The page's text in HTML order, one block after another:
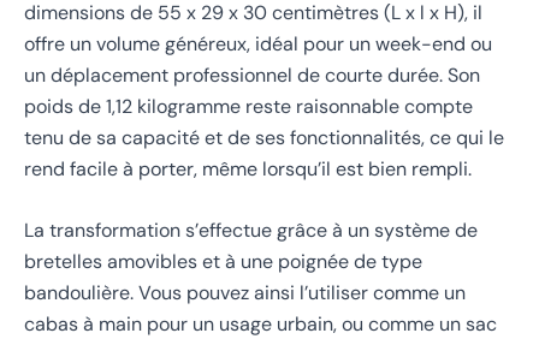
dimensions de 55 x 29 x 30 centimètres (L x l x H), il
offre un volume généreux, idéal pour un week-end ou
un déplacement professionnel de courte durée. Son
poids de 1,12 kilogramme reste raisonnable compte
tenu de sa capacité et de ses fonctionnalités, ce qui le
rend facile à porter, même lorsqu’il est bien rempli.
La transformation s’effectue grâce à un système de
bretelles amovibles et à une poignée de type
bandoulière. Vous pouvez ainsi l’utiliser comme un
cabas à main pour un usage urbain, ou comme un sac